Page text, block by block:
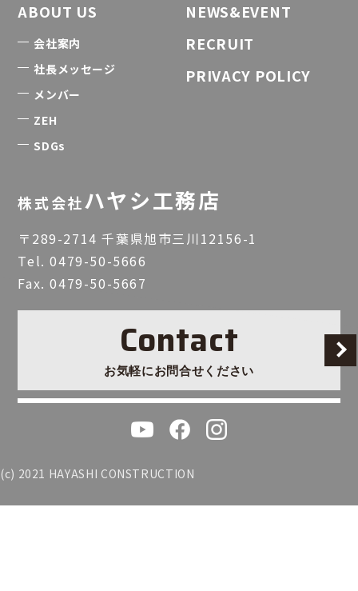
ABOUT US
会社案内
社長メッセージ
メンバー
ZEH
SDGs
NEWS&EVENT
RECRUIT
PRIVACY POLICY
株式会社ハヤシ工務店
〒289-2714 千葉県旭市三川12156-1
Tel.0479-50-5666
Fax. 0479-50-5667
Contact
お気軽にお問合せください
(c) 2021 HAYASHI CONSTRUCTION